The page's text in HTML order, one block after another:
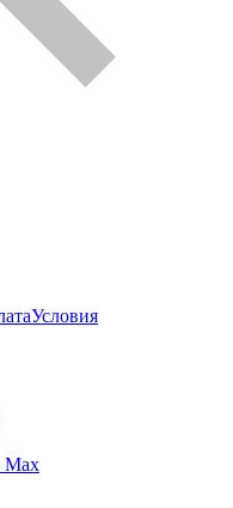
Условия
Max